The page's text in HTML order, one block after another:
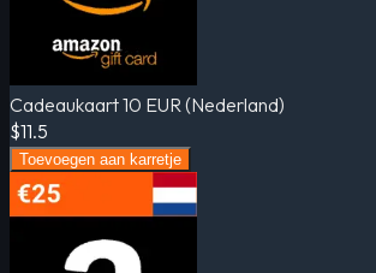
Cadeaukaart 10 EUR (Nederland)
$11.5
Toevoegen aan karretje